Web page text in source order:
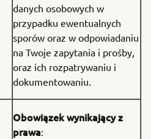
danych osobowych w
przypadku ewentualnych
sporów oraz w odpowiadaniu
na Twoje zapytania i prośby,
oraz ich rozpatrywaniu i
dokumentowaniu.
Obowiązek wynikający z
prawa: